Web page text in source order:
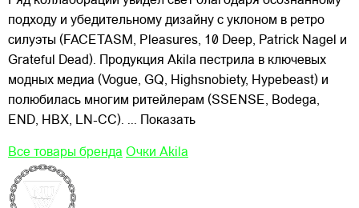
подходу и убедительному дизайну с уклоном в ретро
силуэты (FACETASM, Pleasures, 10 Deep, Patrick Nagel и
Grateful Dead). Продукция Akila пестрила в ключевых
модных медиа (Vogue, GQ, Highsnobiety, Hypebeast) и
полюбилась многим ритейлерам (SSENSE, Bodega,
END, HBX, LN-CC). ... Показать
Все товары бренда Очки Akila